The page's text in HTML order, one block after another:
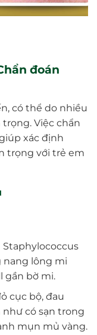
đoán
có thể do nhiều
Việc chẩn
xác định
trọng với trẻ em
nang lông mi
gần bờ mi.
cục bộ, đau
như có sạn trong
mụn mủ vàng.